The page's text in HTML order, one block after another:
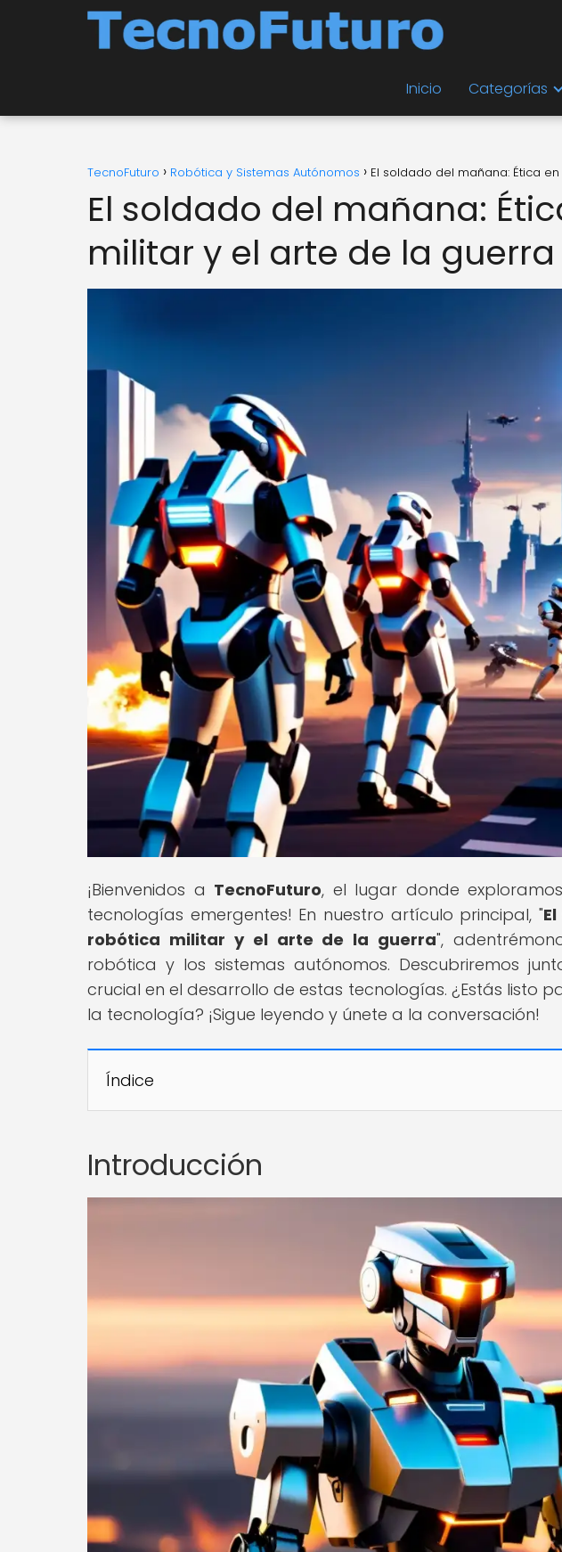
Inicio Categorías
TecnoFuturo Robótica y Sistemas Autónomos El soldado del mañana: Ética
El soldado del mañana:
militar y el arte de la guerra
¡Bienvenidos a TecnoFuturo, el lugar donde
tecnologías emergentes! En nuestro artículo principal, "
robótica militar y el arte de la guerra",
robótica y los sistemas autónomos. Descubriremos
crucial en el desarrollo de estas tecnologías. ¿Estás listo
la tecnología? ¡Sigue leyendo y únete a la conversación!
Índice
Introducción